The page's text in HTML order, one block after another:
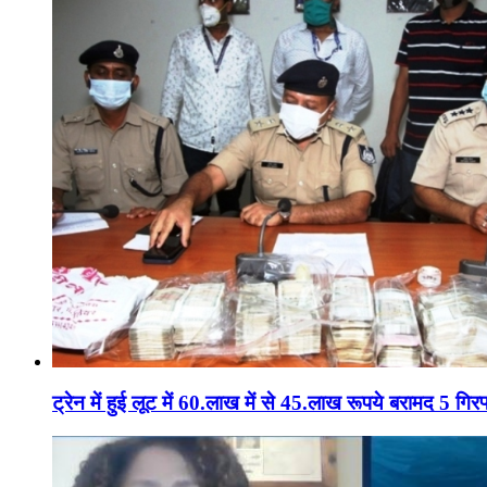
ट्रेन में हुई लूट में 60.लाख में से 45.लाख रूपये बरामद 5